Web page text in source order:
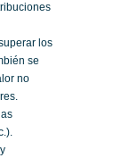
los
se
no